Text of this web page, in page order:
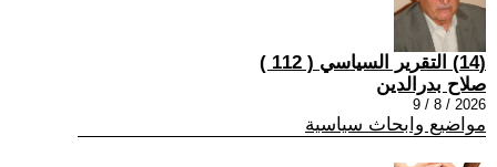
(14) التقرير السياسي ( 112 )
صلاح بدرالدين
2026 / 8 / 9
مواضيع وابحاث سياسية